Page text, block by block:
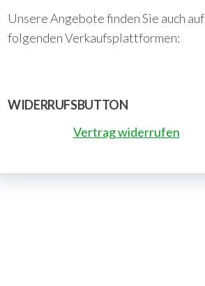
Unsere Angebote finden Sie auch auf
folgenden Verkaufsplattformen:
WIDERRUFSBUTTON
Vertrag widerrufen